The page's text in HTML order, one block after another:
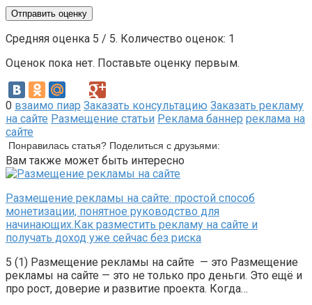
Отправить оценку
Средняя оценка 5 / 5. Количество оценок: 1
Оценок пока нет. Поставьте оценку первым.
0 взаимо пиар Заказать консультацию Заказать рекламу
на сайте Размещение статьи Реклама баннер реклама на
сайте
Понравилась статья? Поделиться с друзьями:
Вам также может быть интересно
Размещение рекламы на сайте: простой способ
монетизации, понятное руководство для
начинающих.Как разместить рекламу на сайте и
получать доход уже сейчас без риска
5 (1) Размещение рекламы на сайте — это Размещение
рекламы на сайте — это не только про деньги. Это ещё и
про рост, доверие и развитие проекта. Когда…